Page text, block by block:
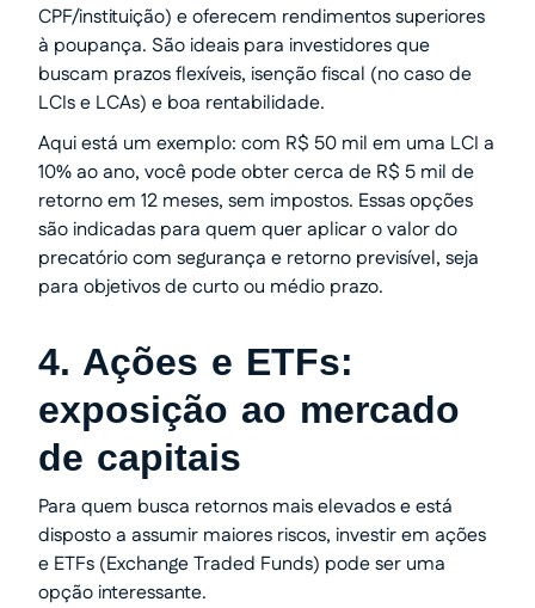
CPF/instituição) e oferecem rendimentos superiores
à poupança. São ideais para investidores que
buscam prazos flexíveis, isenção fiscal (no caso de
LCIs e LCAs) e boa rentabilidade.
Aqui está um exemplo: com R$ 50 mil em uma LCI a
10% ao ano, você pode obter cerca de R$ 5 mil de
retorno em 12 meses, sem impostos. Essas opções
são indicadas para quem quer aplicar o valor do
precatório com segurança e retorno previsível, seja
para objetivos de curto ou médio prazo.
4. Ações e ETFs:
exposição ao mercado
de capitais
Para quem busca retornos mais elevados e está
disposto a assumir maiores riscos, investir em ações
e ETFs (Exchange Traded Funds) pode ser uma
opção interessante.